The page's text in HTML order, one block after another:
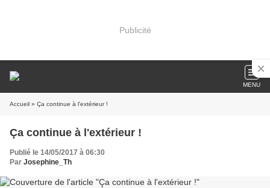
Publicité
MENU
Accueil » Ça continue à l'extérieur !
Ça continue à l'extérieur !
Publié le 14/05/2017 à 06:30
Par Josephine_Th